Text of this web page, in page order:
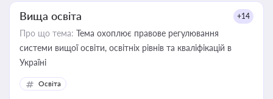
Вища освіта +14
Про що тема: Тема охоплює правове регулювання
системи вищої освіти, освітніх рівнів та кваліфікацій в
Україні
Освіта